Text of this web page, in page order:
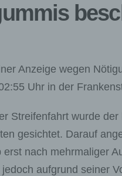
Anzeige wegen
Uhr in der
Streifenfahrt wurde
gesichtet. Darauf
erst nach mehrmaliger
aufgrund seiner